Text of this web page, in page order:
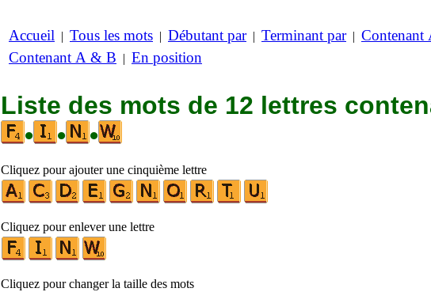
Accueil | Tous les mots | Débutant par| Terminant par| Contenant
Contenant A & B | En position
Liste des mots de 12 lettres
•
• •
Cliquez pour ajouter une cinquième lettre
Cliquez pour enlever une lettre
Cliquez pour changer la taille des mots